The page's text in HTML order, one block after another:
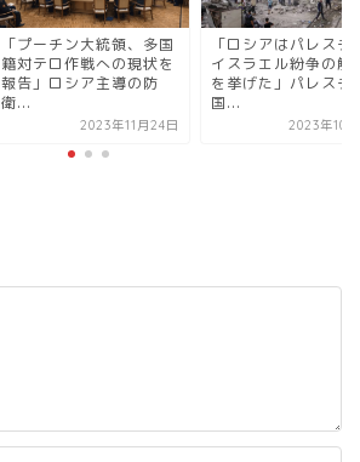
「プーチン大統領、多国
籍対テロ作戦への現状を
報告」ロシア主導の防
衛...
2023年11月24日
「ロシアはパレスチ
イスラエル紛争の解
を挙げた」パレスチ
国...
2023年10